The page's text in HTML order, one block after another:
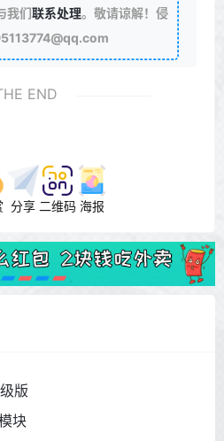
我们联系处理。敬请谅解！侵
END
分享 二维码 海报
版
块